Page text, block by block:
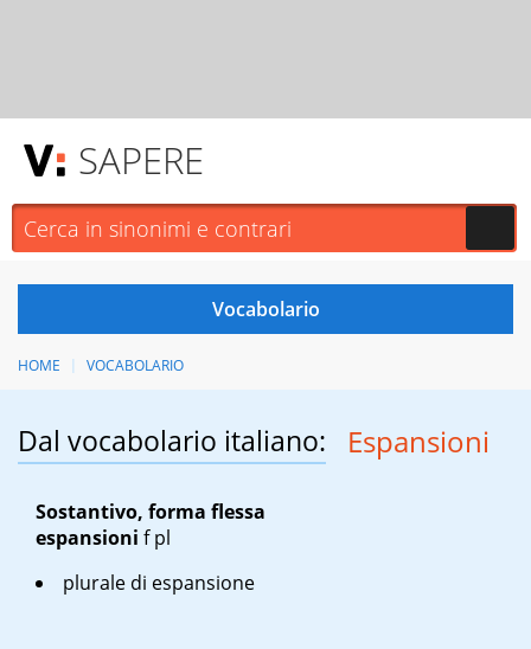
SAPERE
HOME VOCABOLARIO
Dal vocabolario italiano: Espansioni
Sostantivo, forma flessa
espansioni f pl
plurale di espansione